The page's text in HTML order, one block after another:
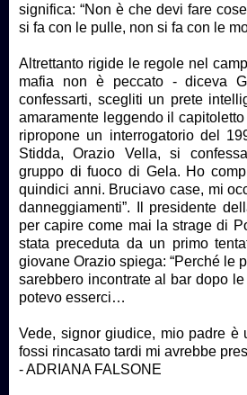
significa: “Non è che devi fare
si fa con le pulle, non si fa con le
Altrettanto rigide le regole nel
mafia non è peccato - diceva
confessarti, scegliti un prete
amaramente leggendo il capitoletto
ripropone un interrogatorio del
Stidda, Orazio Vella, si
gruppo di fuoco di Gela. Ho
quindici anni. Bruciavo case, mi
danneggiamenti”. Il presidente
per capire come mai la strage di
stata preceduta da un primo
giovane Orazio spiega: “Perché le
sarebbero incontrate al bar dopo
potevo esserci…
Vede, signor giudice, mio padre è
fossi rincasato tardi mi avrebbe
- ADRIANA FALSONE